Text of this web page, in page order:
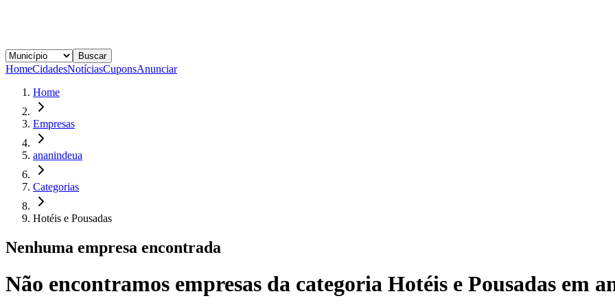
Buscar
HomeCidadesNotíciasCuponsAnunciar
Home
Empresas
ananindeua
Categorias
Hotéis e Pousadas
Nenhuma empresa encontrada
Não encontramos empresas da categoria Hotéis e Pousadas em